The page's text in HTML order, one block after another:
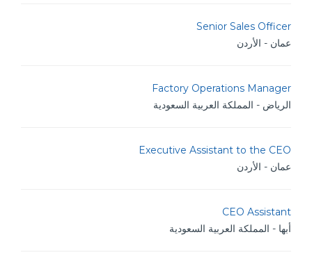
Senior Sales Officer
عمان - الأردن
Factory Operations Manager
الرياض - المملكة العربية السعودية
Executive Assistant to the CEO
عمان - الأردن
CEO Assistant
أبها - المملكة العربية السعودية